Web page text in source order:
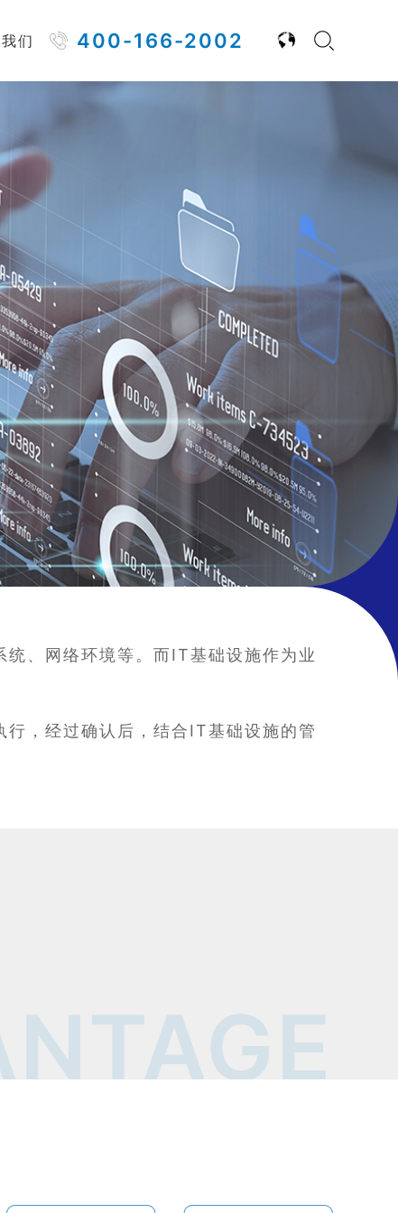
400-166-2002
们
、网络环境等。而IT基础设施作为业
，经过确认后，结合IT基础设施的管